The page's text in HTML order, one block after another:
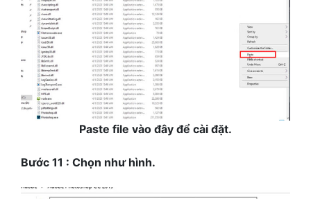
Paste file vào đây để cài đặt.
Bước 11 : Chọn như hình.